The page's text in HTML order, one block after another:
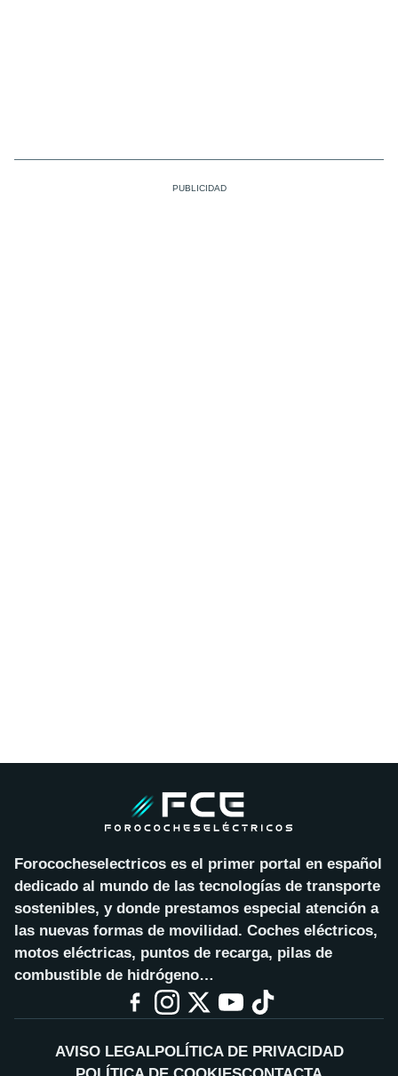
Forococheselectricos es el primer portal en español
dedicado al mundo de las tecnologías de transporte
sostenibles, y donde prestamos especial atención a
las nuevas formas de movilidad. Coches eléctricos,
motos eléctricas, puntos de recarga, pilas de
combustible de hidrógeno…
AVISO LEGALPOLÍTICA DE PRIVACIDAD